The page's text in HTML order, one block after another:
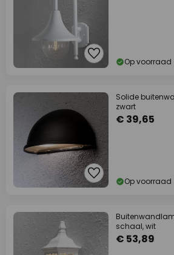
Op voorraad
Solide
zwart
€ 39,65
Op voorraad
schaal, wit
€ 53,89